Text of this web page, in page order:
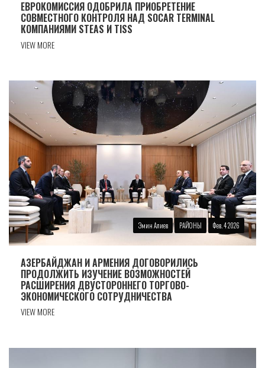
ЕВРОКОМИССИЯ ОДОБРИЛА ПРИОБРЕТЕНИЕ
СОВМЕСТНОГО КОНТРОЛЯ НАД SOCAR TERMINAL
КОМПАНИЯМИ STEAS И TISS
VIEW MORE
Эмин Алиев РАЙОНЫ Фев. 4 2026
АЗЕРБАЙДЖАН И АРМЕНИЯ ДОГОВОРИЛИСЬ
ПРОДОЛЖИТЬ ИЗУЧЕНИЕ ВОЗМОЖНОСТЕЙ
РАСШИРЕНИЯ ДВУСТОРОННЕГО ТОРГОВО-
ЭКОНОМИЧЕСКОГО СОТРУДНИЧЕСТВА
VIEW MORE